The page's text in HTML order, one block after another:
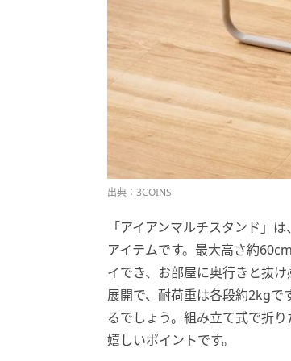
出典：3COINS
「アイアンマルチスタンド」
アイテムです。最大高さ約
イでき、お部屋に奥行きと抜
展開で、耐荷重は各段約2kgで
るでしょう。組み立て式で折
嬉しいポイントです。